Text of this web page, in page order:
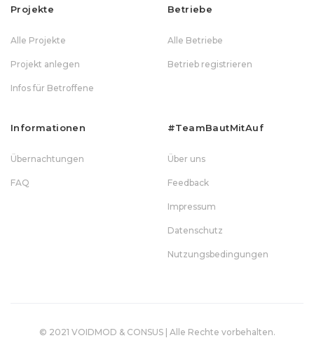
Projekte
Alle Projekte
Projekt anlegen
Infos für Betroffene
Betriebe
Alle Betriebe
Betrieb registrieren
Informationen
Übernachtungen
FAQ
#teamBautMitAuf
Über uns
Feedback
Impressum
Datenschutz
Nutzungsbedingungen
© 2021 VOIDMOD & CONSUS | Alle Rechte vorbehalten.